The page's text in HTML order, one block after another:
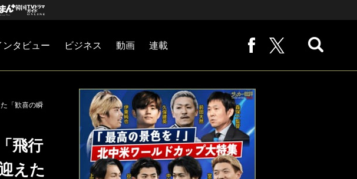
ンタビュー ビジネス 動画 連載
「歓喜の瞬
飛行
えた